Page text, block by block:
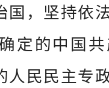
国，坚持依
定的中国
人民民主专